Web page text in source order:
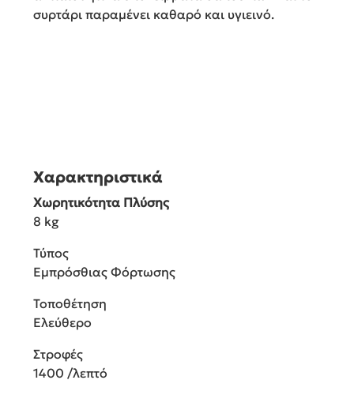
συρτάρι παραμένει καθαρό και υγιεινό.
Χαρακτηριστικά
Χωρητικότητα Πλύσης
8 kg
Τύπος
Εμπρόσθιας Φόρτωσης
Τοποθέτηση
Ελεύθερο
Στροφές
1400 /λεπτό